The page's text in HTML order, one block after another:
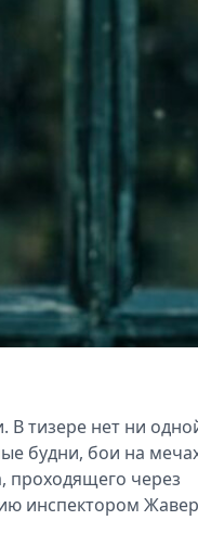
В тизере нет ни
будни, бои на
проходящего через
инспектором